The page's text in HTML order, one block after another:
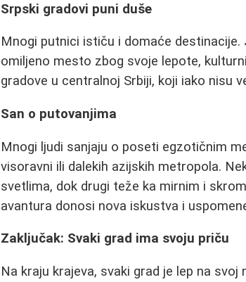
Srpski gradovi puni duše
Mnogi putnici ističu i domaće
omiljeno mesto zbog svoje lepote,
gradove u centralnoj Srbiji, koji iako nisu
San o putovanjima
Mnogi ljudi sanjaju o poseti egzotičnim
visoravni ili dalekih azijskih metropola.
svetlima, dok drugi teže ka mirnim i
avantura donosi nova iskustva i
Zaključak: Svaki grad ima svoju priču
Na kraju krajeva, svaki grad je lep na